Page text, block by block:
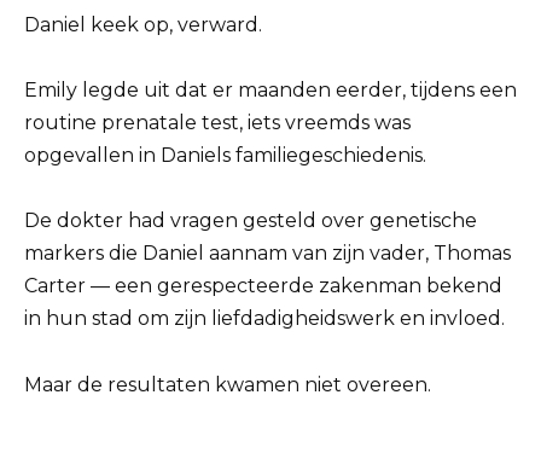
Daniel keek op, verward.
Emily legde uit dat er maanden eerder, tijdens een
routine prenatale test, iets vreemds was
opgevallen in Daniels familiegeschiedenis.
De dokter had vragen gesteld over genetische
markers die Daniel aannam van zijn vader, Thomas
Carter — een gerespecteerde zakenman bekend
in hun stad om zijn liefdadigheidswerk en invloed.
Maar de resultaten kwamen niet overeen.